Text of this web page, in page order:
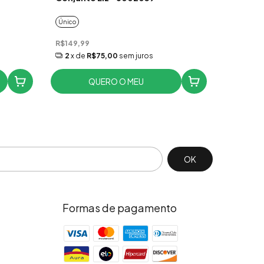
Único
R$149,99
2 x de R$75,00 sem juros
QUERO O MEU
Formas de pagamento